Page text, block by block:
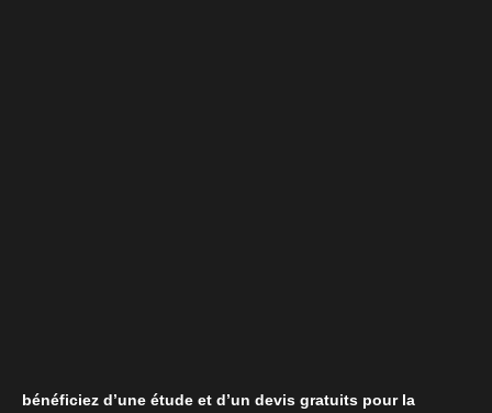
bénéficiez d’une étude et d’un devis gratuits pour la